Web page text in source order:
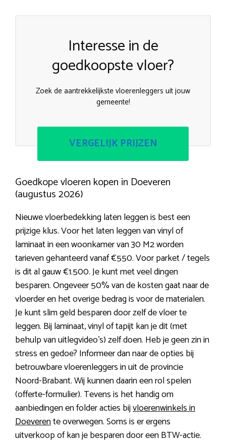
Interesse in de
goedkoopste vloer?
Zoek de aantrekkelijkste vloerenleggers uit jouw
gemeente!
VERGELIJK PRIJZEN
Goedkope vloeren kopen in Doeveren
(augustus 2026)
Nieuwe vloerbedekking laten leggen is best een
prijzige klus. Voor het laten leggen van vinyl of
laminaat in een woonkamer van 30 M2 worden
tarieven gehanteerd vanaf €550. Voor parket / tegels
is dit al gauw €1.500. Je kunt met veel dingen
besparen. Ongeveer 50% van de kosten gaat naar de
vloerder en het overige bedrag is voor de materialen.
Je kunt slim geld besparen door zelf de vloer te
leggen. Bij laminaat, vinyl of tapijt kan je dit (met
behulp van uitlegvideo’s) zelf doen. Heb je geen zin in
stress en gedoe? Informeer dan naar de opties bij
betrouwbare vloerenleggers in uit de provincie
Noord-Brabant. Wij kunnen daarin een rol spelen
(offerte-formulier). Tevens is het handig om
aanbiedingen en folder acties bijvloerenwinkels in
Doeverente overwegen. Soms is er ergens
uitverkoop of kan je besparen door een BTW-actie.